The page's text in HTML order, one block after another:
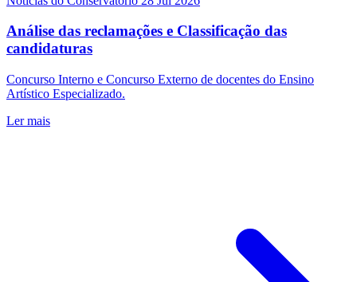
Análise das reclamações e Classificação das
candidaturas
Concurso Interno e Concurso Externo de docentes do Ensino
Artístico Especializado.
Ler mais